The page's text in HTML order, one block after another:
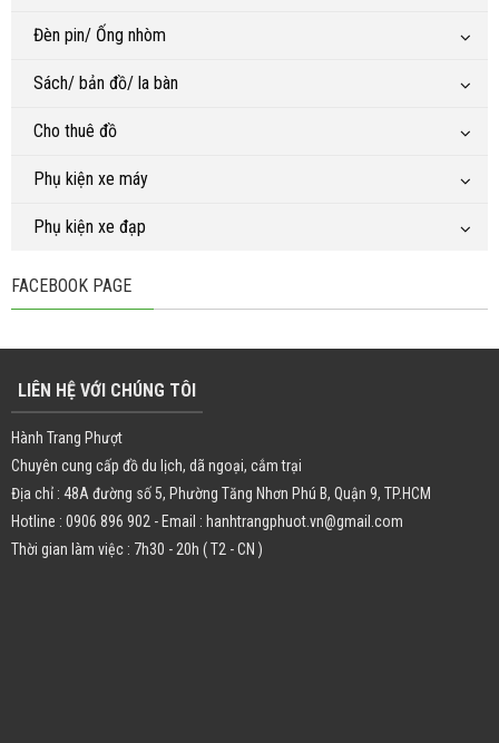
Đèn pin/ Ống nhòm
Sách/ bản đồ/ la bàn
Cho thuê đồ
Phụ kiện xe máy
Phụ kiện xe đạp
FACEBOOK PAGE
LIÊN HỆ VỚI CHÚNG TÔI
Hành Trang Phượt
Chuyên cung cấp đồ du lịch, dã ngoại, cắm trại
Địa chỉ : 48A đường số 5, Phường Tăng Nhơn Phú B, Quận 9, TP.HCM
Hotline : 0906 896 902 - Email : hanhtrangphuot.vn@gmail.com
Thời gian làm việc : 7h30 - 20h ( T2 - CN )